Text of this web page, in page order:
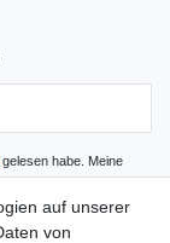
habe. Meine
auf unserer
von